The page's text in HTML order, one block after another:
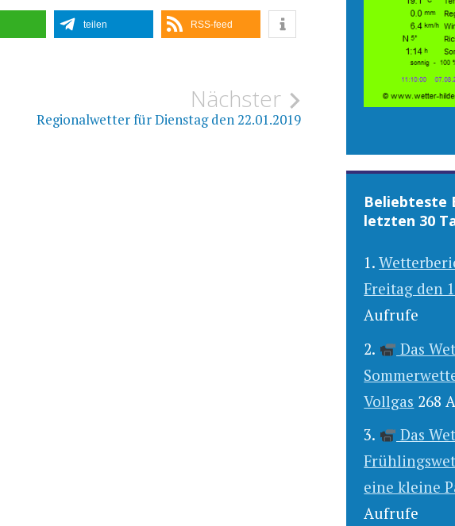
teilen RSS-feed
Nächster
Regionalwetter für Dienstag den 22.01.2019
Beliebteste
letzten 30
Freitag den
Aufrufe
Das
Vollgas 268
Das
eine kleine
Aufrufe